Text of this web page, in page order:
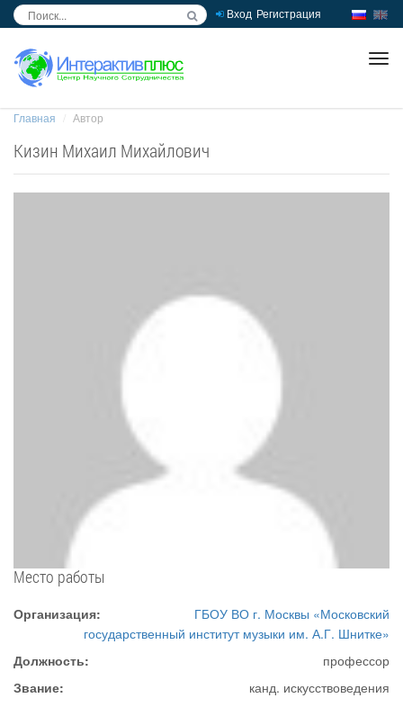
Вход Регистрация
Главная Автор
Кизин Михаил Михайлович
Место работы
Организация:
ГБОУ ВО г. Москвы «Московский
государственный институт музыки им. А.Г. Шнитке»
Должность:
профессор
Звание:
канд. искусствоведения